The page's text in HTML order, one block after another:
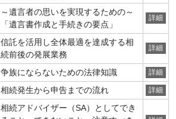
～遺言者の思いを実現するための～
「遺言書作成と手続きの要点」
詳細
信託を活用し全体最適を達成する相
続前後の発展業務
詳細
争族にならないための法律知識 詳細
相続発生から申告までの流れ 詳細
相続アドバイザー（SA）としてでき